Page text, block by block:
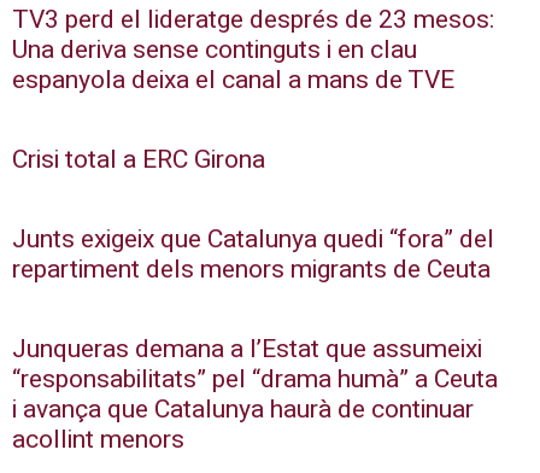
TV3 perd el lideratge després de 23 mesos:
Una deriva sense continguts i en clau
espanyola deixa el canal a mans de TVE
Crisi total a ERC Girona
Junts exigeix que Catalunya quedi “fora” del
repartiment dels menors migrants de Ceuta
Junqueras demana a l’Estat que assumeixi
“responsabilitats” pel “drama humà” a Ceuta
i avança que Catalunya haurà de continuar
acollint menors